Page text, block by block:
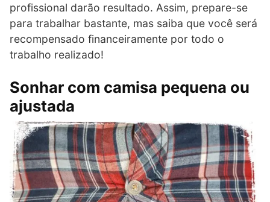
profissional darão resultado. Assim, prepare-se
para trabalhar bastante, mas saiba que você será
recompensado financeiramente por todo o
trabalho realizado!
Sonhar com camisa pequena ou
ajustada